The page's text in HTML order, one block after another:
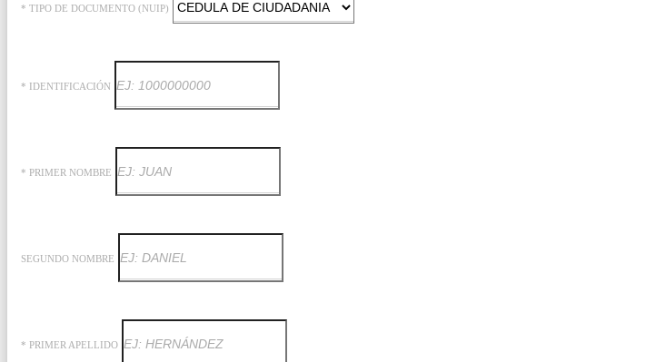
* TIPO DE DOCUMENTO (NUIP)
* IDENTIFICACIÓN
* PRIMER NOMBRE
SEGUNDO NOMBRE
* PRIMER APELLIDO